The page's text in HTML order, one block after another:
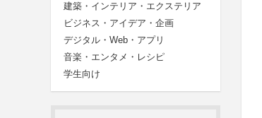
建築・インテリア・エクステリア
ビジネス・アイデア・企画
デジタル・Web・アプリ
音楽・エンタメ・レシピ
学生向け